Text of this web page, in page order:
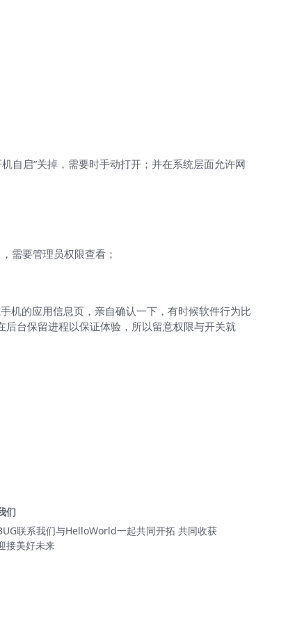
自启”关掉，需要时手动打开；并在系统层面允许网
需要管理员权限查看；
机的应用信息页，亲自确认一下，有时候软件行为比
台保留进程以保证体验，所以留意权限与开关就
们
联系我们与HelloWorld一起共同开拓 共同收获
接美好未来